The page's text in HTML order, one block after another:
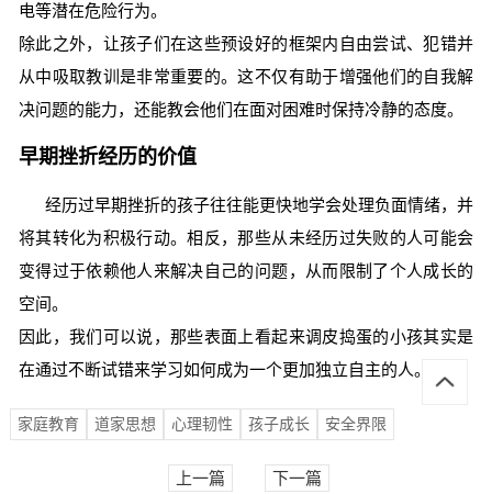
电等潜在危险行为。
除此之外，让孩子们在这些预设好的框架内自由尝试、犯错并
从中吸取教训是非常重要的。这不仅有助于增强他们的自我解
决问题的能力，还能教会他们在面对困难时保持冷静的态度。
早期挫折经历的价值
经历过早期挫折的孩子往往能更快地学会处理负面情绪，并
将其转化为积极行动。相反，那些从未经历过失败的人可能会
变得过于依赖他人来解决自己的问题，从而限制了个人成长的
空间。
因此，我们可以说，那些表面上看起来调皮捣蛋的小孩其实是
在通过不断试错来学习如何成为一个更加独立自主的人。
家庭教育 道家思想 心理韧性 孩子成长 安全界限
上一篇 下一篇